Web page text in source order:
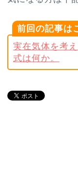
前回の記事は
実在気体を考
式は何か。